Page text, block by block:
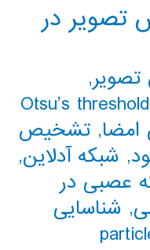
تصویر در
,
Otsu’s
, تشخیص
, شبکه آدلاین,
عصبی در
, شناسایی